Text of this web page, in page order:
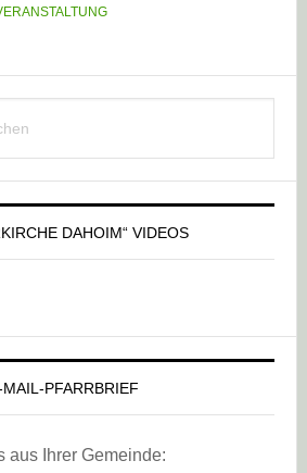
DAHOIM“ VIDEOS
MAIL-PFARRBRIEF
aus Ihrer Gemeinde: